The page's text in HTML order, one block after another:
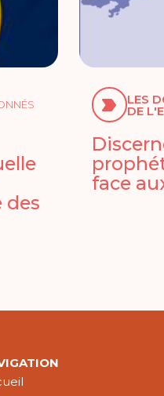
des
LES
DE
face